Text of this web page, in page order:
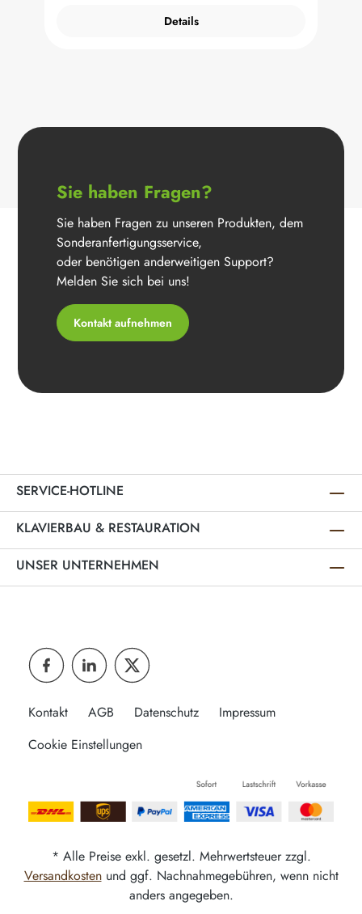
Details
Sie haben Fragen?
Sie haben Fragen zu unseren Produkten, dem
Sonderanfertigungsservice,
oder benötigen anderweitigen Support?
Melden Sie sich bei uns!
Kontakt aufnehmen
SERVICE-HOTLINE
KLAVIERBAU & RESTAURATION
UNSER UNTERNEHMEN
Kontakt AGB Datenschutz
Impressum
Cookie Einstellungen
* Alle Preise exkl. gesetzl. Mehrwertsteuer zzgl.
Versandkostenund ggf. Nachnahmegebühren, wenn nicht
anders angegeben.